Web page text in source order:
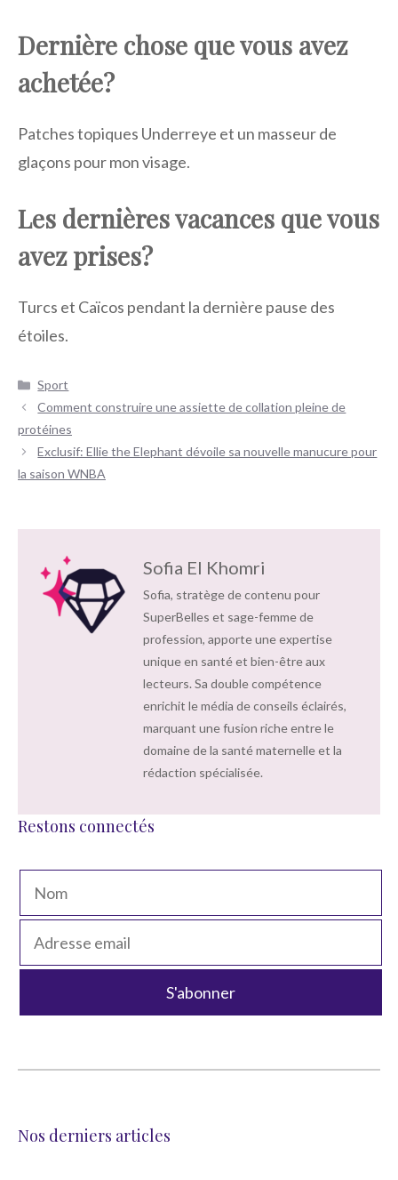
Dernière chose que vous avez
achetée?
Patches topiques Underreye et un masseur de
glaçons pour mon visage.
Les dernières vacances que vous
avez prises?
Turcs et Caïcos pendant la dernière pause des
étoiles.
Catégories
Sport
Navigation
Comment construire une assiette de collation pleine de
protéines
Exclusif: Ellie the Elephant dévoile sa nouvelle manucure pour
la saison WNBA
Sofia El Khomri
Sofia, stratège de contenu pour
SuperBelles et sage-femme de
profession, apporte une expertise
unique en santé et bien-être aux
lecteurs. Sa double compétence
enrichit le média de conseils éclairés,
marquant une fusion riche entre le
domaine de la santé maternelle et la
rédaction spécialisée.
Restons connectés
Nos derniers articles